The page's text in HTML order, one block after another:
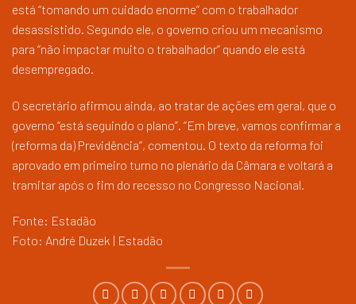
está “tomando um cuidado enorme” com o trabalhador
desassistido. Segundo ele, o governo criou um mecanismo
para “não impactar muito o trabalhador” quando ele está
desempregado.
O secretário afirmou ainda, ao tratar de ações em geral, que o
governo “está seguindo o plano”. “Em breve, vamos confirmar a
(reforma da) Previdência”, comentou. O texto da reforma foi
aprovado em primeiro turno no plenário da Câmara e voltará a
tramitar após o fim do recesso no Congresso Nacional.
Fonte: Estadão
Foto: André Duzek | Estadão